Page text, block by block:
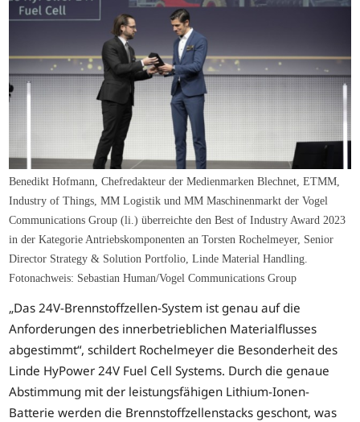
Benedikt Hofmann, Chefredakteur der Medienmarken Blechnet, ETMM,
Industry of Things, MM Logistik und MM Maschinenmarkt der Vogel
Communications Group (li.) überreichte den Best of Industry Award 2023
in der Kategorie Antriebskomponenten an Torsten Rochelmeyer, Senior
Director Strategy & Solution Portfolio, Linde Material Handling.
Fotonachweis: Sebastian Human/Vogel Communications Group
„Das 24V-Brennstoffzellen-System ist genau auf die
Anforderungen des innerbetrieblichen Materialflusses
abgestimmt“, schildert Rochelmeyer die Besonderheit des
Linde HyPower 24V Fuel Cell Systems. Durch die genaue
Abstimmung mit der leistungsfähigen Lithium-Ionen-
Batterie werden die Brennstoffzellenstacks geschont, was